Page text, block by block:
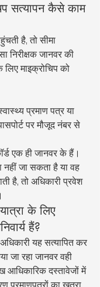
सत्यापन कैसे काम
है, तो सीमा
निरीक्षक जानवर की
माइक्रोचिप को
प्रमाण पत्र या
पर मौजूद नंबर से
एक ही जानवर के हैं।
नहीं जा सकता है या वह
है, तो अधिकारी प्रवेश
के लिए
हैं?
यह सत्यापित कर
जा रहा जानवर वही
आधिकारिक दस्तावेजों में